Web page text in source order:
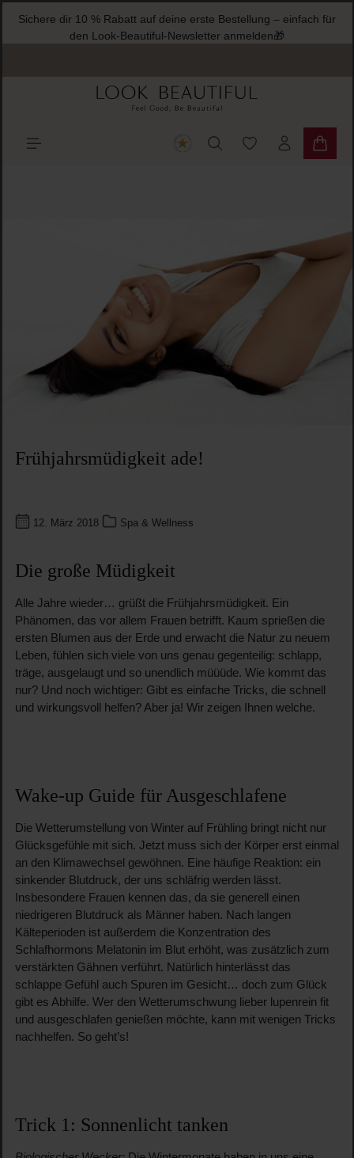
springen
Sichere dir 10 % Rabatt auf deine erste Bestellung – einfach für
den Look-Beautiful-Newsletter anmelden🎁
Du hast 0
Frühjahrsmüdigkeit ade!
12. März 2018 Spa & Wellness
Die große Müdigkeit
Alle Jahre wieder… grüßt die Frühjahrsmüdigkeit. Ein
Phänomen, das vor allem Frauen betrifft. Kaum sprießen die
ersten Blumen aus der Erde und erwacht die Natur zu neuem
Leben, fühlen sich viele von uns genau gegenteilig: schlapp,
träge, ausgelaugt und so unendlich müüüde. Wie kommt das
nur? Und noch wichtiger: Gibt es einfache Tricks, die schnell
und wirkungsvoll helfen? Aber ja! Wir zeigen Ihnen welche.
Wake-up Guide für Ausgeschlafene
Die Wetterumstellung von Winter auf Frühling bringt nicht nur
Glücksgefühle mit sich. Jetzt muss sich der Körper erst einmal
an den Klimawechsel gewöhnen. Eine häufige Reaktion: ein
sinkender Blutdruck, der uns schläfrig werden lässt.
Insbesondere Frauen kennen das, da sie generell einen
niedrigeren Blutdruck als Männer haben. Nach langen
Kälteperioden ist außerdem die Konzentration des
Schlafhormons Melatonin im Blut erhöht, was zusätzlich zum
verstärkten Gähnen verführt. Natürlich hinterlässt das
schlappe Gefühl auch Spuren im Gesicht… doch zum Glück
gibt es Abhilfe. Wer den Wetterumschwung lieber lupenrein fit
und ausgeschlafen genießen möchte, kann mit wenigen Tricks
nachhelfen. So geht’s!
Trick 1: Sonnenlicht tanken